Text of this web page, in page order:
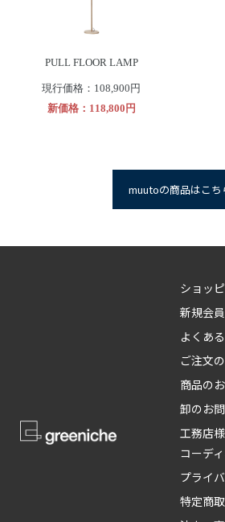
PULL FLOOR LAMP
現行価格：108,900円
新価格：118,800円
muutoの商品はこち
ショッ
新規会
よくあ
ご注文
商品の
卸のお
工務店
コーデ
プライ
特定商